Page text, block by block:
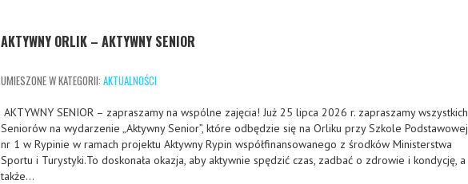
AKTYWNY ORLIK – AKTYWNY SENIOR
UMIESZONE W KATEGORII: AKTUALNOŚCI
AKTYWNY SENIOR – zapraszamy na wspólne zajęcia! Już 25 lipca 2026 r. zapraszamy wszystkich
Seniorów na wydarzenie „Aktywny Senior”, które odbędzie się na Orliku przy Szkole Podstawowej
nr 1 w Rypinie w ramach projektu Aktywny Rypin współfinansowanego z środków Ministerstwa
Sportu i Turystyki.To doskonała okazja, aby aktywnie spędzić czas, zadbać o zdrowie i kondycję, a
także…